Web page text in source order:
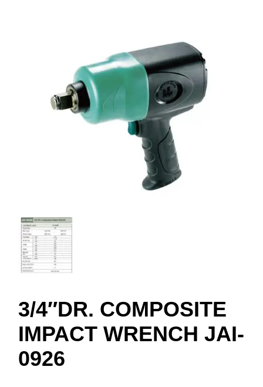
3/4″DR. COMPOSITE
IMPACT WRENCH JAI-
0926